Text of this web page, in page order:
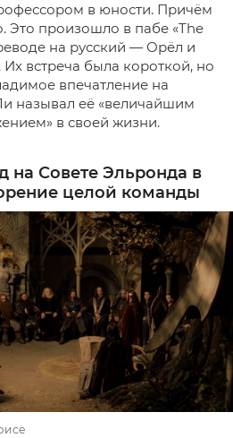
в юности. Причём
Это произошло в пабе «The
на русский — Орёл и
встреча была короткой, но
впечатление на
называл её «величайшим
в своей жизни.
на Совете Эльронда в
целой команды